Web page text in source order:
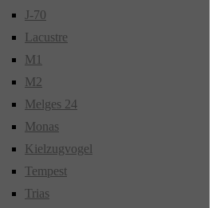
J-70
Lacustre
M1
M2
Melges 24
Monas
Kielzugvogel
Tempest
Trias